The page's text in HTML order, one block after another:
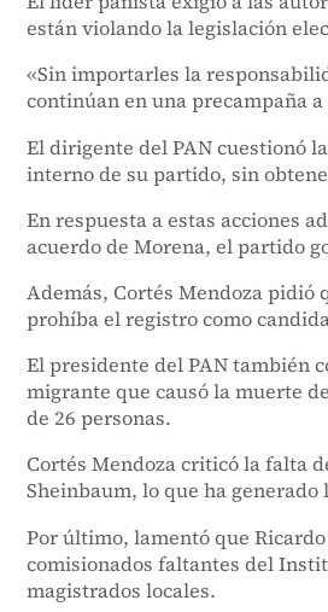
están violando la legislación
«Sin importarles la
continúan en una precampaña
El dirigente del PAN cuestionó
interno de su partido, sin
En respuesta a estas acciones
acuerdo de Morena, el partido
Además, Cortés Mendoza pidió
prohíba el registro como
El presidente del PAN también
migrante que causó la muerte
de 26 personas.
Cortés Mendoza criticó la falta
Sheinbaum, lo que ha
Por último, lamentó que
comisionados faltantes del
magistrados locales.